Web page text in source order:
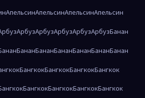
АпельсинАпельсинАпельсинАпельсин
АрбузАрбузАрбузАрбузАрбузБанан
БананБананБананБананБананБанан
БангкокБангкокБангкокБангкок
БангкокБангкокБангкокБангкок